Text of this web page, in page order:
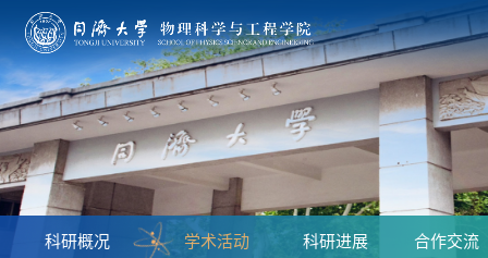
科研概况 学术活动 科研进展 合作交流